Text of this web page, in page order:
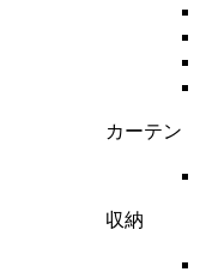
カーテン
収納